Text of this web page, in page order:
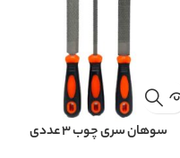
سوهان سری چوب ۳ عددی